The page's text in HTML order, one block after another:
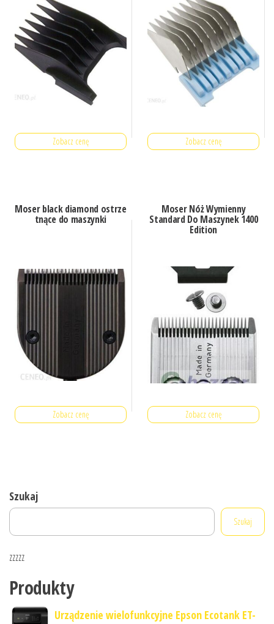
Zobacz cenę Zobacz cenę
Moser black diamond ostrze
tnące do maszynki
Zobacz cenę
Moser Nóż Wymienny
Standard Do Maszynek 1400
Edition
Zobacz cenę
Szukaj
Szukaj
zzzzz
Produkty
Urządzenie wielofunkcyjne Epson Ecotank ET-